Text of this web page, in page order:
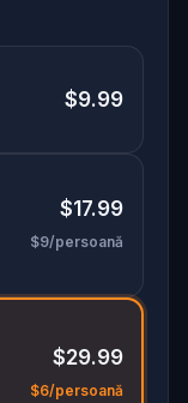
$9.99
$17.99
$9/persoană
$29.99
$6/persoană